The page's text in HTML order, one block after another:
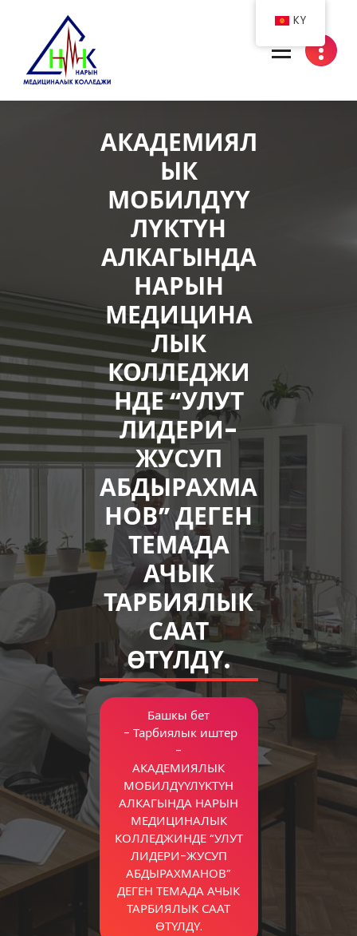
content
АКАДЕМИЯЛ
ЫК
МОБИЛДҮҮ
ЛҮКТҮН
АЛКАГЫНДА
НАРЫН
МЕДИЦИНА
ЛЫК
КОЛЛЕДЖИ
НДЕ “УЛУТ
ЛИДЕРИ-
ЖУСУП
АБДЫРАХМА
НОВ” ДЕГЕН
ТЕМАДА
АЧЫК
ТАРБИЯЛЫК
СААТ
ӨТҮЛДҮ.
Башкы бет
- Тарбиялык иштер
-
АКАДЕМИЯЛЫК
МОБИЛДҮҮЛҮКТҮН
АЛКАГЫНДА НАРЫН
МЕДИЦИНАЛЫК
КОЛЛЕДЖИНДЕ “УЛУТ
ЛИДЕРИ-ЖУСУП
АБДЫРАХМАНОВ”
ДЕГЕН ТЕМАДА АЧЫК
ТАРБИЯЛЫК СААТ
ӨТҮЛДҮ.
KY